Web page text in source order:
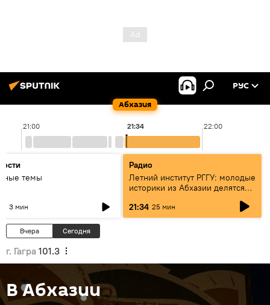
Абхазия
РУС
21:00 22:00
21:34
темы
3 мин
Радио
Летний институт РГГУ: молодые
историки из Абхазии делятся
21:34 25 мин
Вчера Сегодня
г. Гагра 101.3
В Абхазии